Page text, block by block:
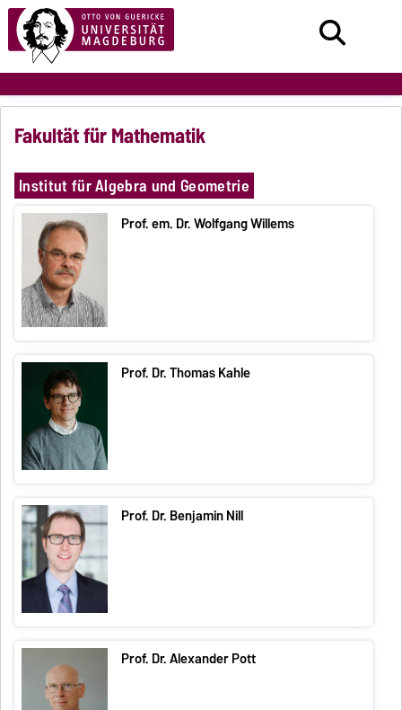
Fakultät für Mathematik
Institut für Algebra und Geometrie
Prof. em. Dr. Wolfgang Willems
Prof. Dr. Thomas Kahle
Prof. Dr. Benjamin Nill
Prof. Dr. Alexander Pott